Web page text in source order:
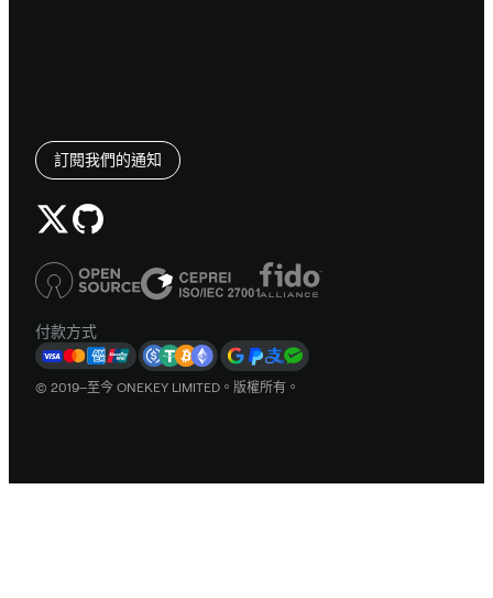
訂閱我們的通知
付款方式
© 2019–至今 ONEKEY LIMITED。版權所有。